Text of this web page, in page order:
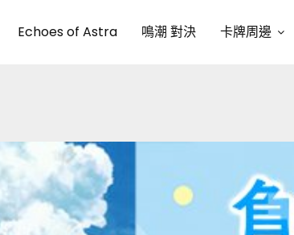
Echoes of Astra 鳴潮 對決 卡牌周邊